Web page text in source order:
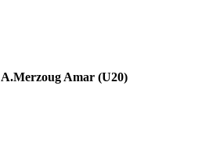
A.Merzoug Amar (U20)